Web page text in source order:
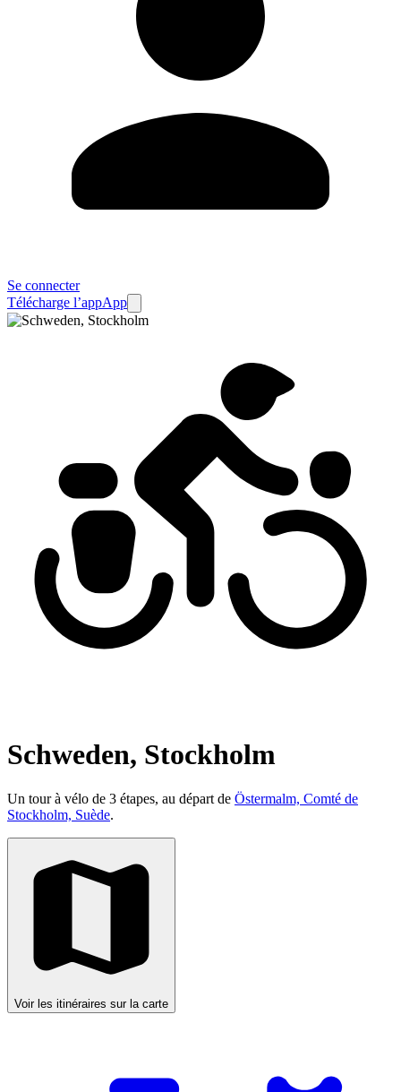
Se connecter
Télécharge l’appApp
Schweden, Stockholm
Un tour à vélo de 3 étapes, au départ de Östermalm, Comté de
Stockholm, Suède.
Voir les itinéraires sur la carte